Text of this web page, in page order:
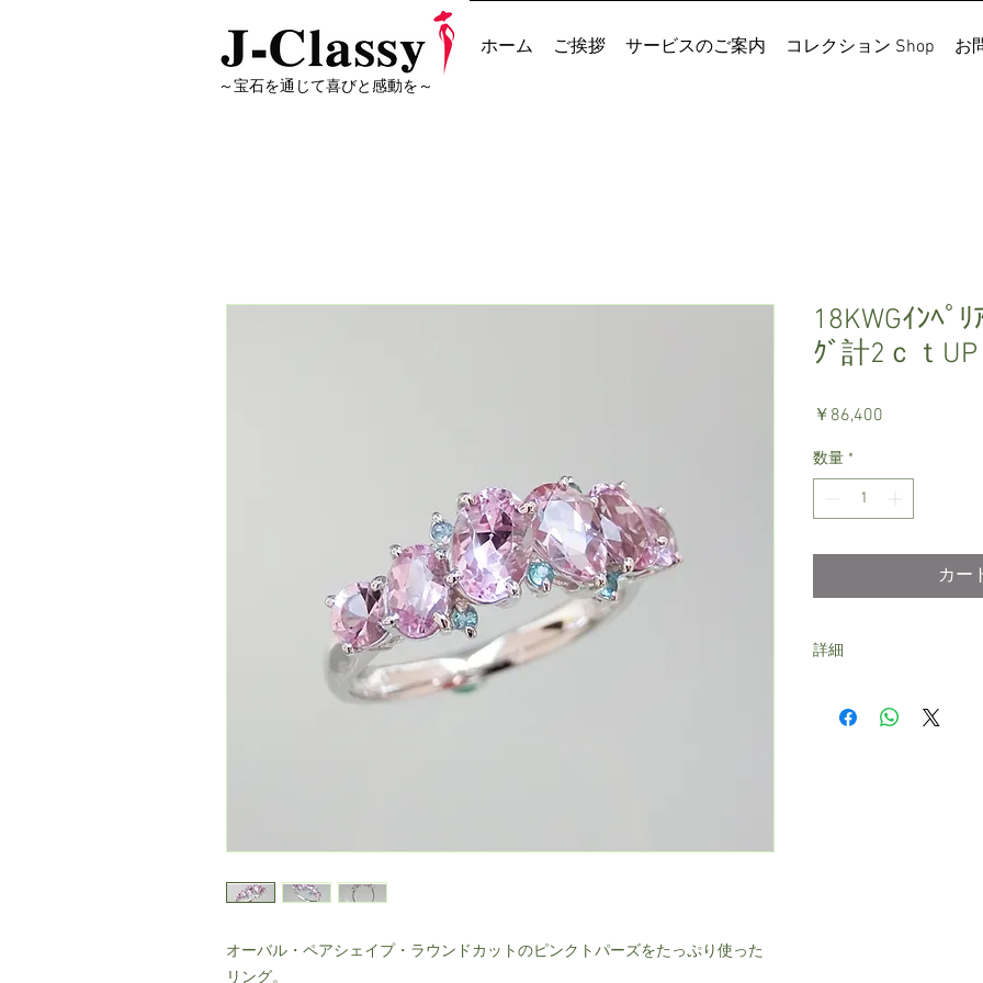
ホーム ご挨拶 サービスのご案内 コレクション Shop お
～宝石を通じて喜びと感動を～
オーバル・ペアシェイプ・ラウンドカットのピンクトパーズをたっぷり使った
リング。
18KWGｲﾝﾍﾟ
ｸﾞ計2ｃｔUP
￥86,400
数量 *
カー
詳細
素材：インペリアルト